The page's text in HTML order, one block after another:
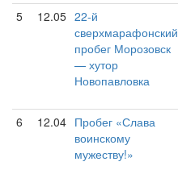
5 12.05 22-й
сверхмарафонский
пробег Морозовск
— хутор
Новопавловка
6 12.04 Пробег «Слава
воинскому
мужеству!»